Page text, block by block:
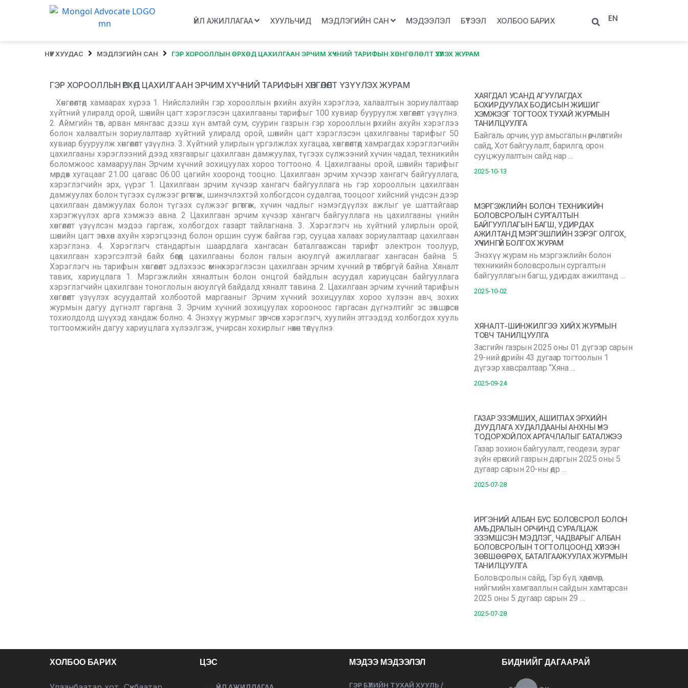
ҮЙЛ АЖИЛЛАГАА ХУУЛЬЧИД МЭДЛЭГИЙН САН МЭДЭЭЛЭЛ БҮТЭЭЛ ХОЛБОО БАРИХ EN
НҮҮР ХУУДАС МЭДЛЭГИЙН САН ГЭР ХОРООЛЛЫН ӨРХӨД ЦАХИЛГААН ЭРЧИМ ХҮЧНИЙ ТАРИФЫН ХӨНГӨЛӨЛТ ҮЗҮҮЛЭХ ЖУРАМ
ГЭР ХОРООЛЛЫН ӨРХӨД ЦАХИЛГААН ЭРЧИМ ХҮЧНИЙ ТАРИФЫН ХӨНГӨЛӨЛТ ҮЗҮҮЛЭХ ЖУРАМ
Хөнгөлөлтөд хамаарах хүрээ 1. Нийслэлийн гэр хорооллын өрхийн ахуйн хэрэглээ, халаалтын зориулалтаар
хүйтний улиралд орой, шөнийн цагт хэрэглэсэн цахилгааны тарифыг 100 хувиар бууруулж хөнгөлөлт үзүүлнэ.
2. Аймгийн төв, арван мянгаас дээш хүн амтай сум, суурин газрын гэр хорооллын өрхийн ахуйн хэрэглээ
болон халаалтын зориулалтаар хүйтний улиралд орой, шөнийн цагт хэрэглэсэн цахилгааны тарифыг 50
хувиар бууруулж хөнгөлөлт үзүүлнэ. 3. Хүйтний улирлын үргэлжлэх хугацаа, хөнгөлөлтөд хамрагдах хэрэглэгчийн
цахилгааны хэрэглээний дээд хязгаарыг цахилгаан дамжуулах, түгээх сүлжээний хүчин чадал, техникийн
боломжоос хамааруулан Эрчим хүчний зохицуулах хороо тогтооно. 4. Цахилгааны орой, шөнийн тарифыг
мөрдөх хугацааг 21.00 цагаас 06.00 цагийн хооронд тооцно. Цахилгаан эрчим хүчээр хангагч байгууллага,
хэрэглэгчийн эрх, үүрэг 1. Цахилгаан эрчим хүчээр хангагч байгууллага нь гэр хорооллын цахилгаан
дамжуулах болон түгээх сүлжээг өргөтгөж, шинэчлэхтэй холбогдсон судалгаа, тооцоог хийсний үндсэн дээр
цахилгаан дамжуулах болон түгээх сүлжээг өргөтгөж, хүчин чадлыг нэмэгдүүлэх ажлыг үе шаттайгаар
хэрэгжүүлэх арга хэмжээ авна. 2 Цахилгаан эрчим хүчээр хангагч байгууллага нь цахилгааны үнийн
хөнгөлөлт үзүүлсэн мэдээ гаргаж, холбогдох газарт тайлагнана. 3. .Хэрэглэгч нь хүйтний улирлын орой,
шөнийн цагт зөвхөн ахуйн хэрэгцээнд болон оршин сууж байгаа гэр, сууцаа халаах зориулалтаар цахилгаан
хэрэглэнэ. 4. Хэрэглэгч стандартын шаардлага хангасан баталгаажсан тарифт электрон тоолуур,
цахилгаан хэрэгсэлтэй байх бөгөөд цахилгааны болон галын аюулгүй ажиллагааг хангасан байна. 5.
Хэрэглэгч нь тарифын хөнгөлөлт эдлэхээс өмнө хэрэглэсэн цахилгаан эрчим хүчний өр төлбөргүй байна. Хяналт
тавих, хариуцлага 1. Мэргэжлийн хяналтын болон онцгой байдлын асуудал хариуцсан байгууллага
хэрэглэгчийн цахилгаан тоноглолын аюулгүй байдалд хяналт тавина. 2. Цахилгаан эрчим хүчний тарифын
хөнгөлөлт үзүүлэх асуудалтай холбоотой маргааныг Эрчим хүчний зохицуулах хороо хүлээн авч, зохих
журмын дагуу дүгнэлт гаргана. 3. Эрчим хүчний зохицуулах хорооноос гаргасан дүгнэлтийг эс зөвшөөрсөн
тохиолдолд шүүхэд хандаж болно. 4. Энэхүү журмыг зөрчсөн хэрэглэгч, хуулийн этгээдэд холбогдох хууль
тогтоомжийн дагуу хариуцлага хүлээлгэж, учирсан хохирлыг нөхөн төлүүлнэ.
ХАЯГДАЛ УСАНД АГУУЛАГДАХ
БОХИРДУУЛАХ БОДИСЫН ЖИШИГ
ХЭМЖЭЭГ ТОГТООХ ТУХАЙ ЖУРМЫН
ТАНИЛЦУУЛГА
Байгаль орчин, уур амьсгалын өөрчлөлтийн
сайд, Хот байгуулалт, барилга, орон
сууцжуулалтын сайд нар …
2025-10-13
МЭРГЭЖЛИЙН БОЛОН ТЕХНИКИЙН
БОЛОВСРОЛЫН СУРГАЛТЫН
БАЙГУУЛЛАГЫН БАГШ, УДИРДАХ
АЖИЛТАНД МЭРГЭШЛИЙН ЗЭРЭГ ОЛГОХ,
ХҮЧИНГҮЙ БОЛГОХ ЖУРАМ
Энэхүү журам нь мэргэжлийн болон
техникийн боловсролын сургалтын
байгууллагын багш, удирдах ажилтанд …
2025-10-02
ХЯНАЛТ-ШИНЖИЛГЭЭ ХИЙХ ЖУРМЫН
ТОВЧ ТАНИЛЦУУЛГА
Засгийн газрын 2025 оны 01 дүгээр сарын
29-ний өдрийн 43 дугаар тогтоолын 1
дүгээр хавсралтаар “Хяна …
2025-09-24
ГАЗАР ЭЗЭМШИХ, АШИГЛАХ ЭРХИЙН
ДУУДЛАГА ХУДАЛДААНЫ АНХНЫ ҮНЭ
ТОДОРХОЙЛОХ АРГАЧЛАЛЫГ БАТАЛЖЭЭ
Газар зохион байгуулалт, геодези, зураг
зүйн ерөнхий газрын даргын 2025 оны 5
дугаар сарын 20-ны өдр …
2025-07-28
ИРГЭНИЙ АЛБАН БУС БОЛОВСРОЛ БОЛОН
АМЬДРАЛЫН ОРЧИНД СУРАЛЦАЖ
ЭЗЭМШСЭН МЭДЛЭГ, ЧАДВАРЫГ АЛБАН
БОЛОВСРОЛЫН ТОГТОЛЦООНД ХҮЛЭЭН
ЗӨВШӨӨРӨХ, БАТАЛГААЖУУЛАХ ЖУРМЫН
ТАНИЛЦУУЛГА
Боловсролын сайд, Гэр бүл, хөдөлмөр,
нийгмийн хамгааллын сайдын хамтарсан
2025 оны 5 дугаар сарын 29 …
2025-07-28
ХОЛБОО БАРИХ ЦЭС МЭДЭЭ МЭДЭЭЛЭЛ
ГЭР БҮЛИЙН ТУХАЙ ХУУЛЬ /
БИДНИЙГ ДАГААРАЙ